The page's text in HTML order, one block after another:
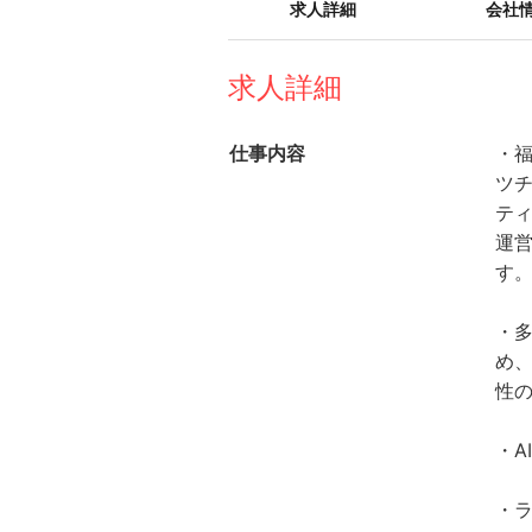
求人詳細 会社
求人詳細
仕事内容
・
ツ
テ
運
す。
・
め
性
・
・